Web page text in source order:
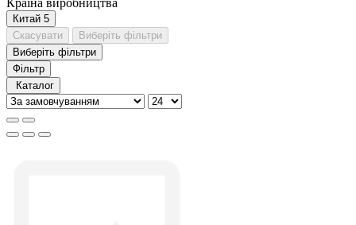
Китай 5
Скасувати
Виберіть фільтри
Виберіть фільтри
Фільтр
Каталог